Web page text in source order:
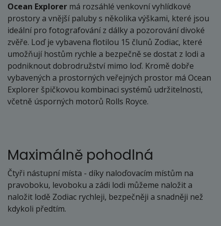
Ocean Explorer má rozsáhlé venkovní vyhlídkové
prostory a vnější paluby s několika výškami, které jsou
ideální pro fotografování z dálky a pozorování divoké
zvěře. Loď je vybavena flotilou 15 člunů Zodiac, které
umožňují hostům rychle a bezpečně se dostat z lodi a
podniknout dobrodružství mimo loď. Kromě dobře
vybavených a prostorných veřejných prostor má Ocean
Explorer špičkovou kombinaci systémů udržitelnosti,
včetně úsporných motorů Rolls Royce.
Maximálně pohodlná
Čtyři nástupní místa - díky naloďovacím místům na
pravoboku, levoboku a zádi lodi můžeme naložit a
naložit lodě Zodiac rychleji, bezpečněji a snadněji než
kdykoli předtím.